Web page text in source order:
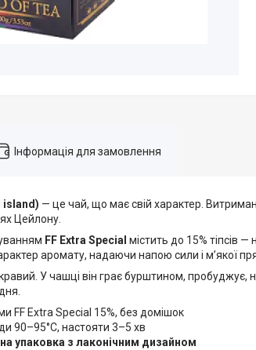
Інформація для замовлення
island) — це чай, що має свій характер.
Цейлону.
FF Extra Special містить до 15% тіпсів
аромату, надаючи напою сили і м’якої
У чашці він грає бурштином,
FF Extra Special 15%, без домішок
90–95°C, настояти 3–5 хв
упаковка з лаконічним дизайном